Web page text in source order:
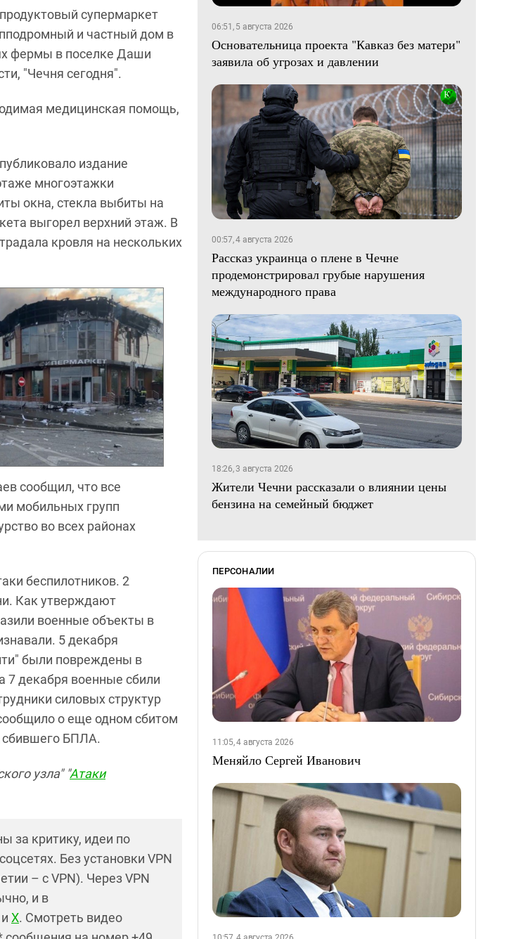
супермаркет
и частный дом в
фермы в поселке Даши
"Чечня сегодня".
медицинская помощь,
издание
многоэтажки
окна, стекла выбиты на
выгорел верхний этаж. В
кровля на нескольких
сообщил, что все
мобильных групп
во всех районах
беспилотников. 2
Как утверждают
военные объекты в
5 декабря
были повреждены в
7 декабря военные сбили
силовых структур
о еще одном сбитом
сбившего БПЛА.
узла" "Атаки
за критику, идеи по
Без установки VPN
– с VPN). Через VPN
и в
X. Смотреть видео
06:51, 5 августа 2026
Основательница проекта "Кавказ без матери"
заявила об угрозах и давлении
00:57, 4 августа 2026
Рассказ украинца о плене в Чечне
продемонстрировал грубые нарушения
международного права
18:26, 3 августа 2026
Жители Чечни рассказали о влиянии цены
бензина на семейный бюджет
ПЕРСОНАЛИИ
11:05, 4 августа 2026
Меняйло Сергей Иванович